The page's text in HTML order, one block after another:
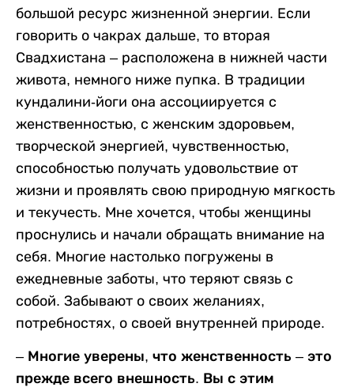
большой ресурс жизненной энергии. Если
говорить о чакрах дальше, то вторая
Свадхистана – расположена в нижней части
живота, немного ниже пупка. В традиции
кундалини-йоги она ассоциируется с
женственностью, с женским здоровьем,
творческой энергией, чувственностью,
способностью получать удовольствие от
жизни и проявлять свою природную мягкость
и текучесть. Мне хочется, чтобы женщины
проснулись и начали обращать внимание на
себя. Многие настолько погружены в
ежедневные заботы, что теряют связь с
собой. Забывают о своих желаниях,
потребностях, о своей внутренней природе.
– Многие уверены, что женственность – это
прежде всего внешность. Вы с этим